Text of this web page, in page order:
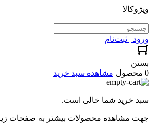
ویژوکالا
ورود | ثبت‌نام
بستن
0 محصول
مشاهده سبد خرید
سبد خرید شما خالی است.
جهت مشاهده محصولات بیشتر به صفحات زیر